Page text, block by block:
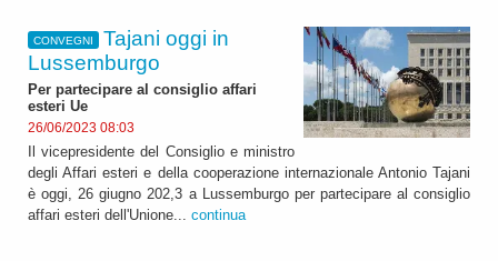
CONVEGNI
Tajani oggi in
Lussemburgo
Per partecipare al consiglio affari
esteri Ue
26/06/2023 08:03
Il vicepresidente del Consiglio e ministro
degli Affari esteri e della cooperazione internazionale Antonio Tajani
è oggi, 26 giugno 202,3 a Lussemburgo per partecipare al consiglio
affari esteri dell'Unione... continua